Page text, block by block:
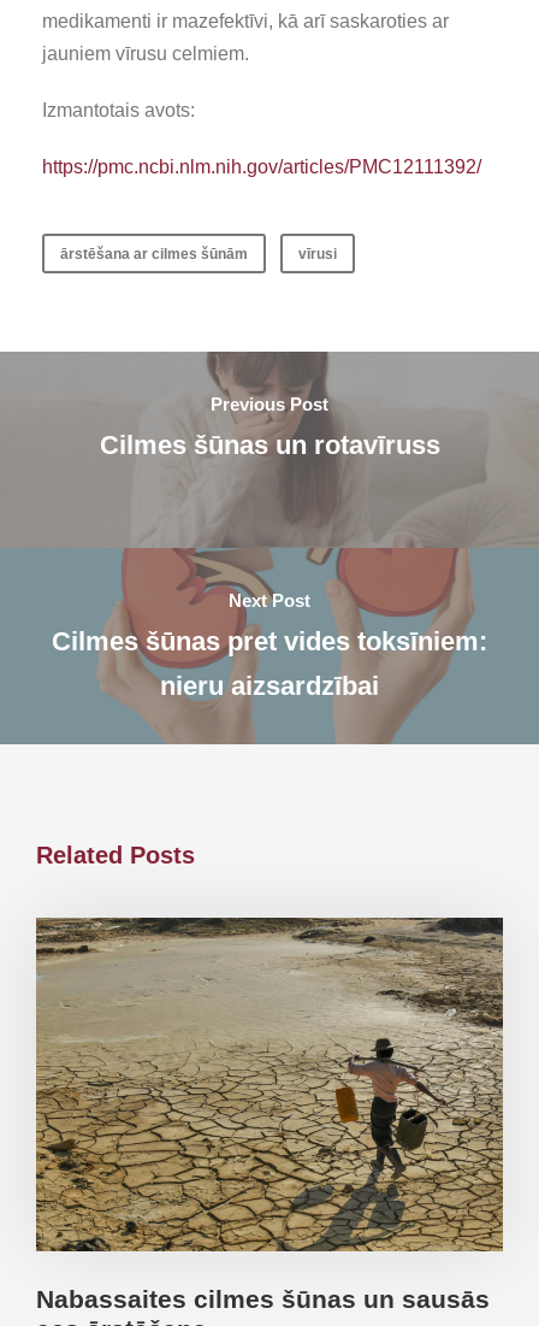
medikamenti ir mazefektīvi, kā arī saskaroties ar
jauniem vīrusu celmiem.
Izmantotais avots:
https://pmc.ncbi.nlm.nih.gov/articles/PMC12111392/
ārstēšana ar cilmes šūnām vīrusi
Previous Post
Cilmes šūnas un rotavīruss
Next Post
Cilmes šūnas pret vides toksīniem:
nieru aizsardzībai
Related Posts
Nabassaites cilmes šūnas un sausās